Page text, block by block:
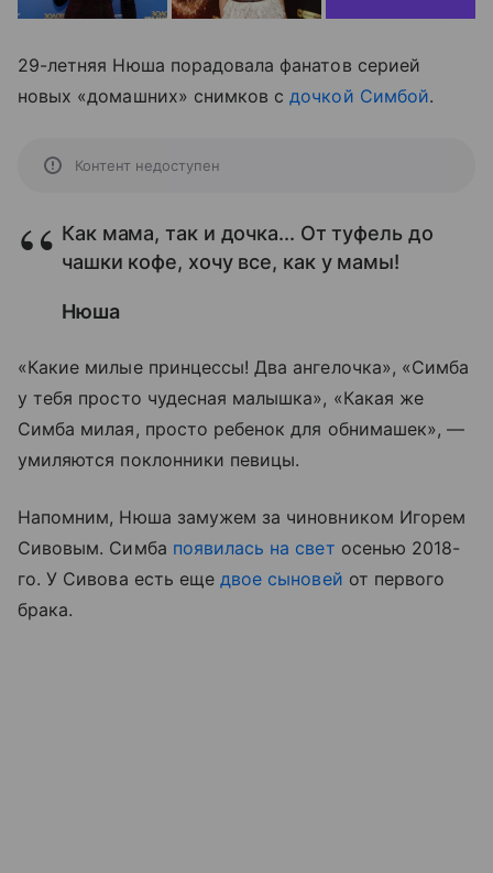
29-летняя Нюша порадовала фанатов серией
новых «домашних» снимков сдочкой Симбой.
Контент недоступен
Как мама, так и дочка... От туфель до
чашки кофе, хочу все, как у мамы!
Нюша
«Какие милые принцессы! Два ангелочка», «Симба
у тебя просто чудесная малышка», «Какая же
Симба милая, просто ребенок для обнимашек», —
умиляются поклонники певицы.
Напомним, Нюша замужем за чиновником Игорем
Сивовым. Симба появилась на свет осенью 2018-
го. У Сивова есть ещедвое сыновей от первого
брака.